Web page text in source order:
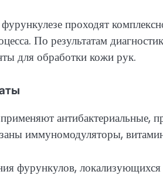
проходят
По результатам
для обработки кожи рук.
антибактериальные,
иммуномодуляторы,
фурункулов, локализующихся